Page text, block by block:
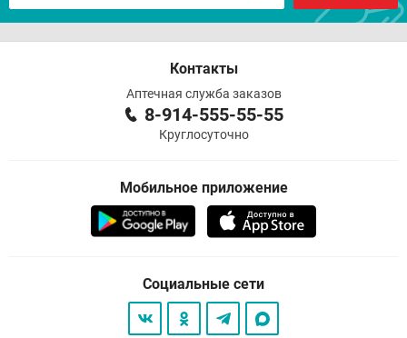
Контакты
Аптечная служба заказов
8-914-555-55-55
Круглосуточно
Мобильное приложение
Социальные сети